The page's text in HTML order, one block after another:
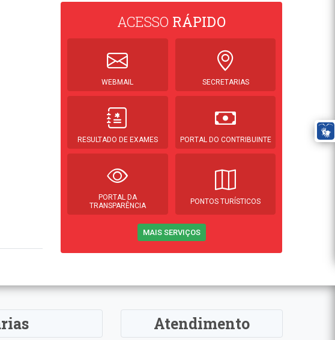
ACESSO RÁPIDO
WEBMAIL SECRETARIAS
RESULTADO DE EXAMES PORTAL DO CONTRIBUINTE
PORTAL DA
TRANSPARÊNCIA
PONTOS TURÍSTICOS
MAIS SERVIÇOS
Atendimento